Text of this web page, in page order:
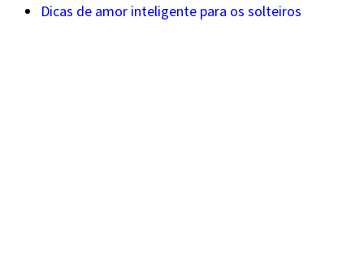
Dicas de amor inteligente para os solteiros